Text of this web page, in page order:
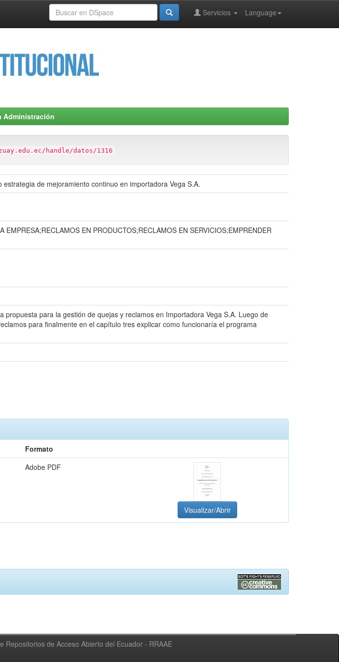
Language
Servicios
Administración
handle/datos/1316
de mejoramiento continuo en importadora Vega S.A.
EN PRODUCTOS;RECLAMOS EN SERVICIOS;EMPRENDER
para la gestión de quejas y reclamos en Importadora Vega S.A. Luego de
para finalmente en el capítulo tres explicar como funcionaría el programa
Formato
Adobe PDF
Visualizar/Abrir
Repositorios de Acceso Abierto del Ecuador - RRAAE